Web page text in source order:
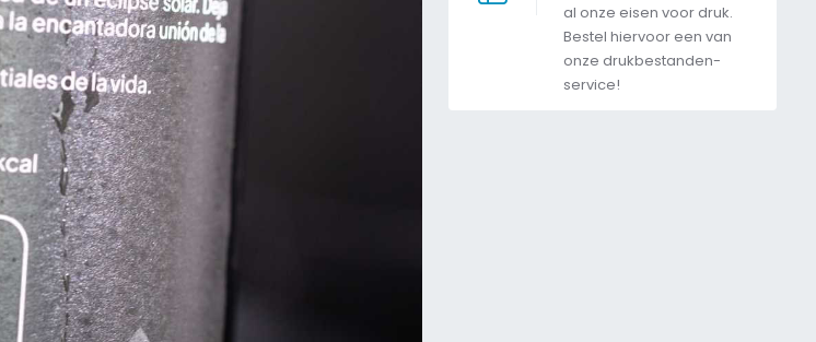
al onze eisen voor druk.
Bestel hiervoor een van
onze drukbestanden-
service!